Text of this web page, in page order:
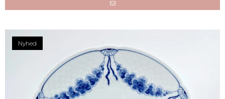
Nyhed